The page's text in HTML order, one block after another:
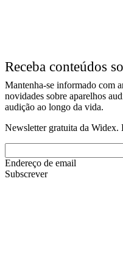
Receba conteúdos
Mantenha-se informado com
novidades sobre aparelhos
audição ao longo da vida.
Newsletter gratuita da Widex.
Endereço de email
Subscrever